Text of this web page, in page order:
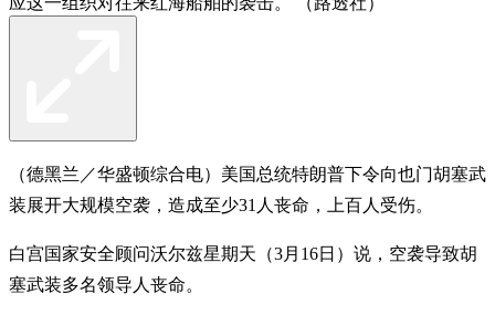
（德黑兰／华盛顿综合电）美国总统特朗普下令向也门胡塞武
装展开大规模空袭，造成至少31人丧命，上百人受伤。
白宫国家安全顾问沃尔兹星期天（3月16日）说，空袭导致胡
塞武装多名领导人丧命。